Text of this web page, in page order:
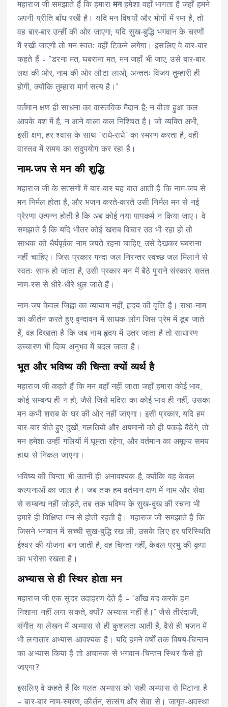
महाराज जी समझाते हैं कि हमारामनहमेशा वहाँ भागता है जहाँ हमने
अपनी प्रीति बाँध रखी है। यदि मन विषयों और भोगों में रमा है, तो
वह बार‑बार उन्हीं की ओर जाएगा; यदि सुख-बुद्धि भगवान के चरणों
में रखी जाएगी तो मन स्वतः वहीं टिकने लगेगा। इसलिए वे बार‑बार
कहते हैं – “डरना मत, घबराना मत, मन जहाँ भी जाए, उसे बार‑बार
लक्ष की ओर, नाम की ओर लौटा लाओ; अन्ततः विजय तुम्हारी ही
होगी, क्योंकि तुम्हारा मार्ग सत्य है।”
वर्तमान क्षण ही साधना का वास्तविक मैदान है; न बीता हुआ कल
आपके वश में है, न आने वाला कल निश्चित है। जो व्यक्ति अभी,
इसी क्षण, हर श्वास के साथ “राधे‑राधे” का स्मरण करता है, वही
वास्तव में समय का सदुपयोग कर रहा है।
नाम-जप से मन की शुद्धि
महाराज जी के सत्संगों में बार‑बार यह बात आती है कि नाम‑जप से
मन निर्मल होता है, और भजन करते‑करते उसी निर्मल मन से नई
प्रेरणा उत्पन्न होती है कि अब कोई नया पापकर्म न किया जाए। वे
समझाते हैं कि यदि भीतर कोई खराब विचार उठ भी रहा हो तो
साधक को धैर्यपूर्वक नाम जपते रहना चाहिए, उसे देखकर घबराना
नहीं चाहिए। जिस प्रकार गन्दा जल निरन्तर स्वच्छ जल मिलाने से
स्वतः साफ हो जाता है, उसी प्रकार मन में बैठे पुराने संस्कार सतत
नाम‑रस से धीरे‑धीरे धुल जाते हैं।
नाम‑जप केवल जिह्वा का व्यायाम नहीं, हृदय की वृत्ति है। राधा‑नाम
का कीर्तन करते हुए वृन्दावन में साधक लोग जिस प्रेम में डूब जाते
हैं, वह दिखाता है कि जब नाम हृदय में उतर जाता है तो साधारण
उच्चारण भी दिव्य अनुभव में बदल जाता है।
भूत और भविष्य की चिन्ता क्यों व्यर्थ है
महाराज जी कहते हैं कि मन वहाँ नहीं जाता जहाँ हमारा कोई भाव,
कोई सम्बन्ध ही न हो; जैसे जिसे मदिरा का कोई भाव ही नहीं, उसका
मन कभी शराब के घर की ओर नहीं जाएगा। इसी प्रकार, यदि हम
बार‑बार बीते हुए दुखों, गलतियों और अपमानों को ही पकड़े बैठेंगे, तो
मन हमेशा उन्हीं गलियों में घूमता रहेगा, और वर्तमान का अमूल्य समय
हाथ से निकल जाएगा।
भविष्य की चिन्ता भी उतनी ही अनावश्यक है, क्योंकि वह केवल
कल्पनाओं का जाल है। जब तक हम वर्तमान क्षण में नाम और सेवा
से सम्बन्ध नहीं जोड़ते, तब तक भविष्य के सुख‑दुख की रचना भी
हमारे ही विक्षिप्त मन से होती रहती है। महाराज जी समझाते हैं कि
जिसने भगवान में सच्ची सुख‑बुद्धि रख ली, उसके लिए हर परिस्थिति
ईश्वर की योजना बन जाती है; वह चिन्ता नहीं, केवल प्रभु की कृपा
का भरोसा रखता है।​
अभ्यास से ही स्थिर होता मन
महाराज जी एक सुंदर उदाहरण देते हैं – “आँख बंद करके हम
निशाना नहीं लगा सकते, क्यों? अभ्यास नहीं है।” जैसे तीरंदाजी,
संगीत या लेखन में अभ्यास से ही कुशलता आती है, वैसे ही भजन में
भी लगातार अभ्यास आवश्यक है। यदि हमने वर्षों तक विषय‑चिन्तन
का अभ्यास किया है तो अचानक से भगवान‑चिन्तन स्थिर कैसे हो
जाएगा?
इसलिए वे कहते हैं कि गलत अभ्यास को सही अभ्यास से मिटाना है
– बार‑बार नाम‑स्मरण, कीर्तन, सत्संग और सेवा से। जागृत‑अवस्था